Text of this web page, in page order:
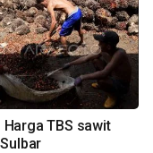
Harga TBS sawit